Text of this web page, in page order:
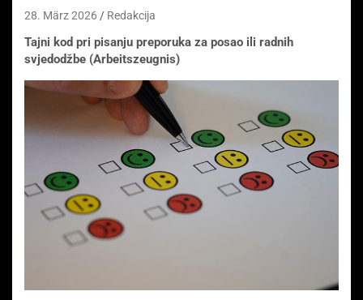
28. März 2026 Redakcija
Tajni kod pri pisanju preporuka za posao ili radnih
svjedodžbe (Arbeitszeugnis)